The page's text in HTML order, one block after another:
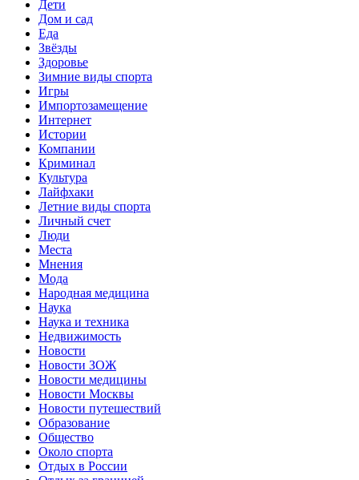
Дети
Дом и сад
Еда
Звёзды
Здоровье
Зимние виды спорта
Игры
Импортозамещение
Интернет
Истории
Компании
Криминал
Культура
Лайфхаки
Летние виды спорта
Личный счет
Люди
Места
Мнения
Мода
Народная медицина
Наука
Наука и техника
Недвижимость
Новости
Новости ЗОЖ
Новости медицины
Новости Москвы
Новости путешествий
Образование
Общество
Около спорта
Отдых в России